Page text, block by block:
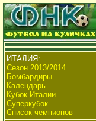
ИТАЛИЯ:
Сезон 2013/2014
Бомбардиры
Календарь
Кубок Италии
Суперкубок
Список чемпионов